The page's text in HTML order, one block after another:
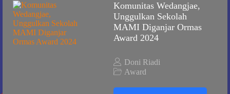
Komunitas Wedangjae,
Unggulkan Sekolah
MAMI Diganjar Ormas
Award 2024
Doni Riadi
Award